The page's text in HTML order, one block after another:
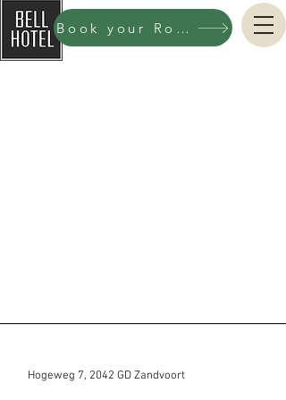
Book your Room now
Hogeweg 7, 2042 GD Zandvoort